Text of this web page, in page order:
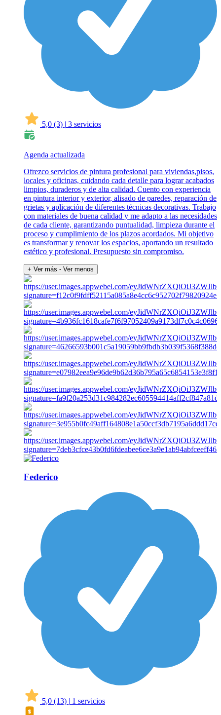
5,0 (3) | 3 servicios
Agenda actualizada
Ofrezco servicios de pintura profesional para viviendas,pisos,
locales y oficinas, cuidando cada detalle para lograr acabados
limpios, duraderos y de alta calidad. Cuento con experiencia
en pintura interior y exterior, alisado de paredes, reparación de
grietas y aplicación de diferentes técnicas decorativas. Trabajo
con materiales de buena calidad y me adapto a las necesidades
de cada cliente, garantizando puntualidad, limpieza durante el
proceso y cumplimiento de los plazos acordados. Mi objetivo
es transformar y renovar los espacios, aportando un resultado
estético y profesional. Presupuesto sin compromiso.
+ Ver más - Ver menos
Federico
5,0 (13) | 1 servicios